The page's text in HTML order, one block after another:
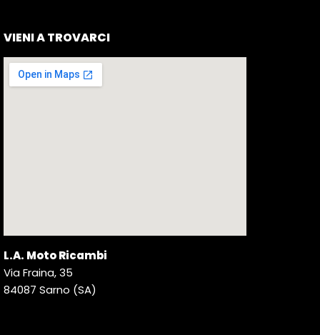
VIENI A TROVARCI
L.A. Moto Ricambi
Via Fraina, 35
84087 Sarno (SA)